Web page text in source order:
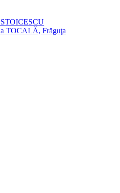
STOICESCU
TOCALĂ, Frăguţa